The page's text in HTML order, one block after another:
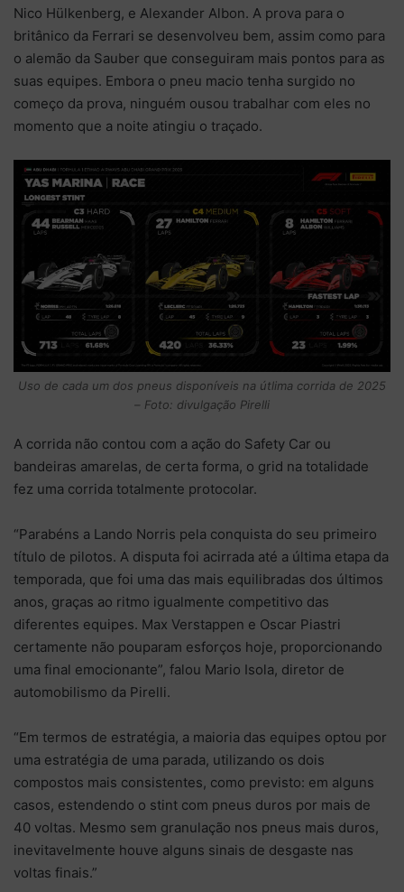
Nico Hülkenberg, e Alexander Albon. A prova para o
britânico da Ferrari se desenvolveu bem, assim como para
o alemão da Sauber que conseguiram mais pontos para as
suas equipes. Embora o pneu macio tenha surgido no
começo da prova, ninguém ousou trabalhar com eles no
momento que a noite atingiu o traçado.
Uso de cada um dos pneus disponíveis na útlima corrida de 2025
– Foto: divulgação Pirelli
A corrida não contou com a ação do Safety Car ou
bandeiras amarelas, de certa forma, o grid na totalidade
fez uma corrida totalmente protocolar.
“Parabéns a Lando Norris pela conquista do seu primeiro
título de pilotos. A disputa foi acirrada até a última etapa da
temporada, que foi uma das mais equilibradas dos últimos
anos, graças ao ritmo igualmente competitivo das
diferentes equipes. Max Verstappen e Oscar Piastri
certamente não pouparam esforços hoje, proporcionando
uma final emocionante”, falou Mario Isola, diretor de
automobilismo da Pirelli.
“Em termos de estratégia, a maioria das equipes optou por
uma estratégia de uma parada, utilizando os dois
compostos mais consistentes, como previsto: em alguns
casos, estendendo o stint com pneus duros por mais de
40 voltas. Mesmo sem granulação nos pneus mais duros,
inevitavelmente houve alguns sinais de desgaste nas
voltas finais.”